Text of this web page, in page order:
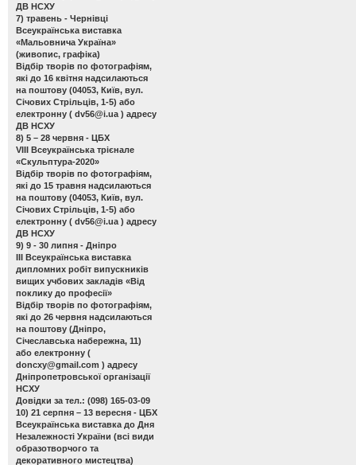
ДВ НСХУ
7) травень - Чернівці
Всеукраїнська виставка
«Мальовнича Україна»
(живопис, графіка)
Відбір творів по фотографіям,
які до 16 квітня надсилаються
на поштову (04053, Київ, вул.
Січових Стрільців, 1-5) або
електронну ( dv56@i.ua ) адресу
ДВ НСХУ
8) 5 – 28 червня - ЦБХ
VIII Всеукраїнська трієнале
«Скульптура-2020»
Відбір творів по фотографіям,
які до 15 травня надсилаються
на поштову (04053, Київ, вул.
Січових Стрільців, 1-5) або
електронну ( dv56@i.ua ) адресу
ДВ НСХУ
9) 9 - 30 липня - Дніпро
ІІІ Всеукраїнська виставка
дипломних робіт випускників
вищих учбових закладів «Від
поклику до професії»
Відбір творів по фотографіям,
які до 26 червня надсилаються
на поштову (Дніпро,
Січеславська набережна, 11)
або електронну (
doncxy@gmail.com ) адресу
Дніпропетровської організації
НСХУ
Довідки за тел.: (098) 165-03-09
10) 21 серпня – 13 вересня - ЦБХ
Всеукраїнська виставка до Дня
Незалежності України (всі види
образотворчого та
декоративного мистецтва)